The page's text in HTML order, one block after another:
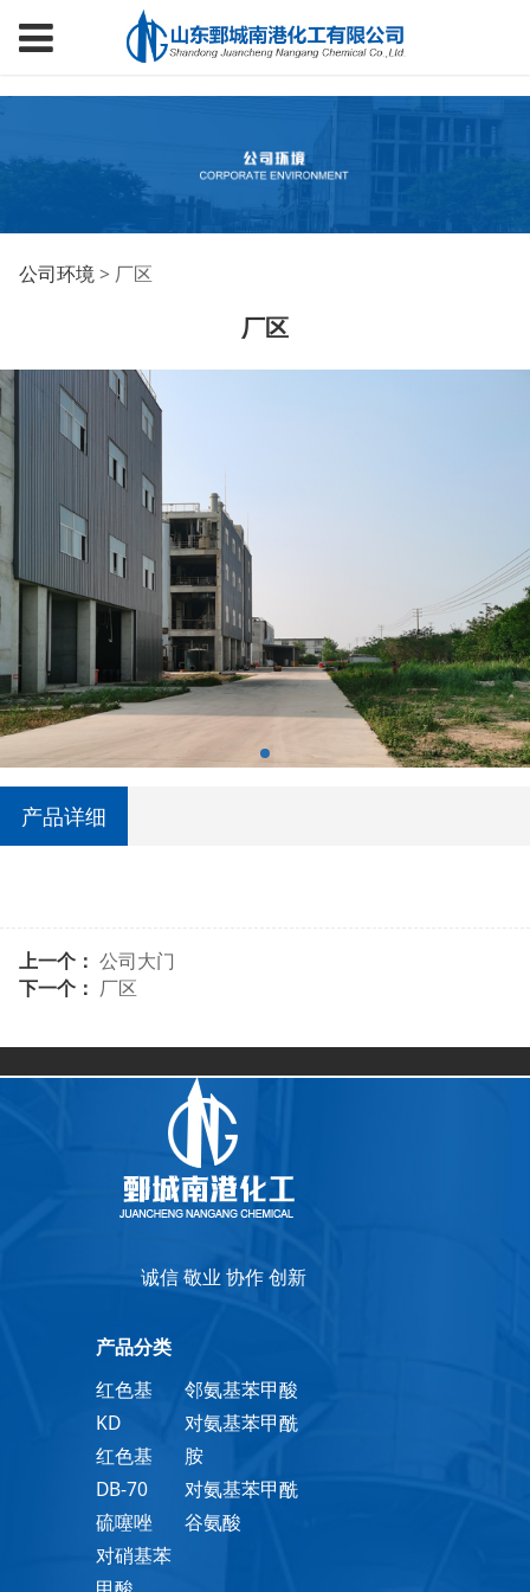
厂区
公司环境> 厂区
厂区
产品详细
上一个： 公司大门
下一个： 厂区
诚信 敬业 协作 创新
产品分类
红色基
KD
红色基
DB-70
硫噻唑
对硝基苯
邻氨基苯甲酸
对氨基苯甲酰
胺
对氨基苯甲酰
谷氨酸